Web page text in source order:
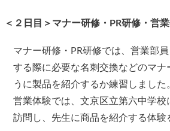
＜２日目＞マナー研修・PR研修・営
マナー研修・PR研修では、営業部
する際に必要な名刺交換などのマナ
うに製品を紹介するか練習しました
営業体験では、文京区立第六中学校
訪問し、先生に商品を紹介する体験